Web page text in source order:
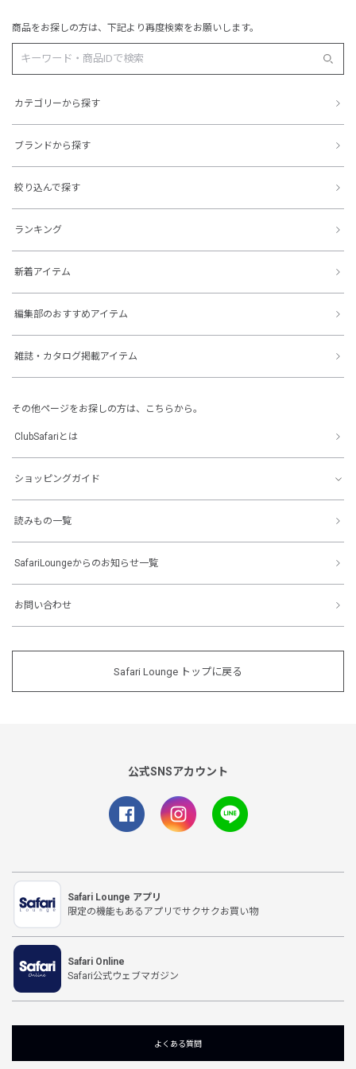
商品をお探しの方は、下記より再度検索をお願いします。
カテゴリーから探す
ブランドから探す
絞り込んで探す
ランキング
新着アイテム
編集部のおすすめアイテム
雑誌・カタログ掲載アイテム
その他ページをお探しの方は、こちらから。
ClubSafariとは
ショッピングガイド
読みもの一覧
SafariLoungeからのお知らせ一覧
お問い合わせ
Safari Lounge トップに戻る
公式SNSアカウント
Safari Lounge アプリ
限定の機能もあるアプリでサクサクお買い物
Safari Online
Safari公式ウェブマガジン
よくある質問